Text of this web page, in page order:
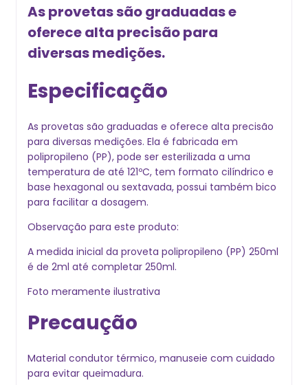
As provetas são graduadas e
oferece alta precisão para
diversas medições.
Especificação
As provetas são graduadas e oferece alta precisão
para diversas medições. Ela é fabricada em
polipropileno (PP), pode ser esterilizada a uma
temperatura de até 121ºC, tem formato cilíndrico e
base hexagonal ou sextavada, possui também bico
para facilitar a dosagem.
Observação para este produto:
A medida inicial da proveta polipropileno (PP) 250ml
é de 2ml até completar 250ml.
Foto meramente ilustrativa
Precaução
Material condutor térmico, manuseie com cuidado
para evitar queimadura.